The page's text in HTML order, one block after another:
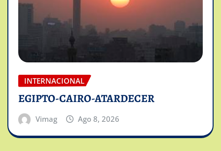
INTERNACIONAL
EGIPTO-CAIRO-ATARDECER
Vimag Ago 8, 2026